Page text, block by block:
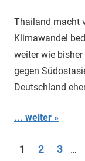
Thailand macht
Klimawandel
weiter wie
gegen
Deutschland
... weiter
1 2 3 …